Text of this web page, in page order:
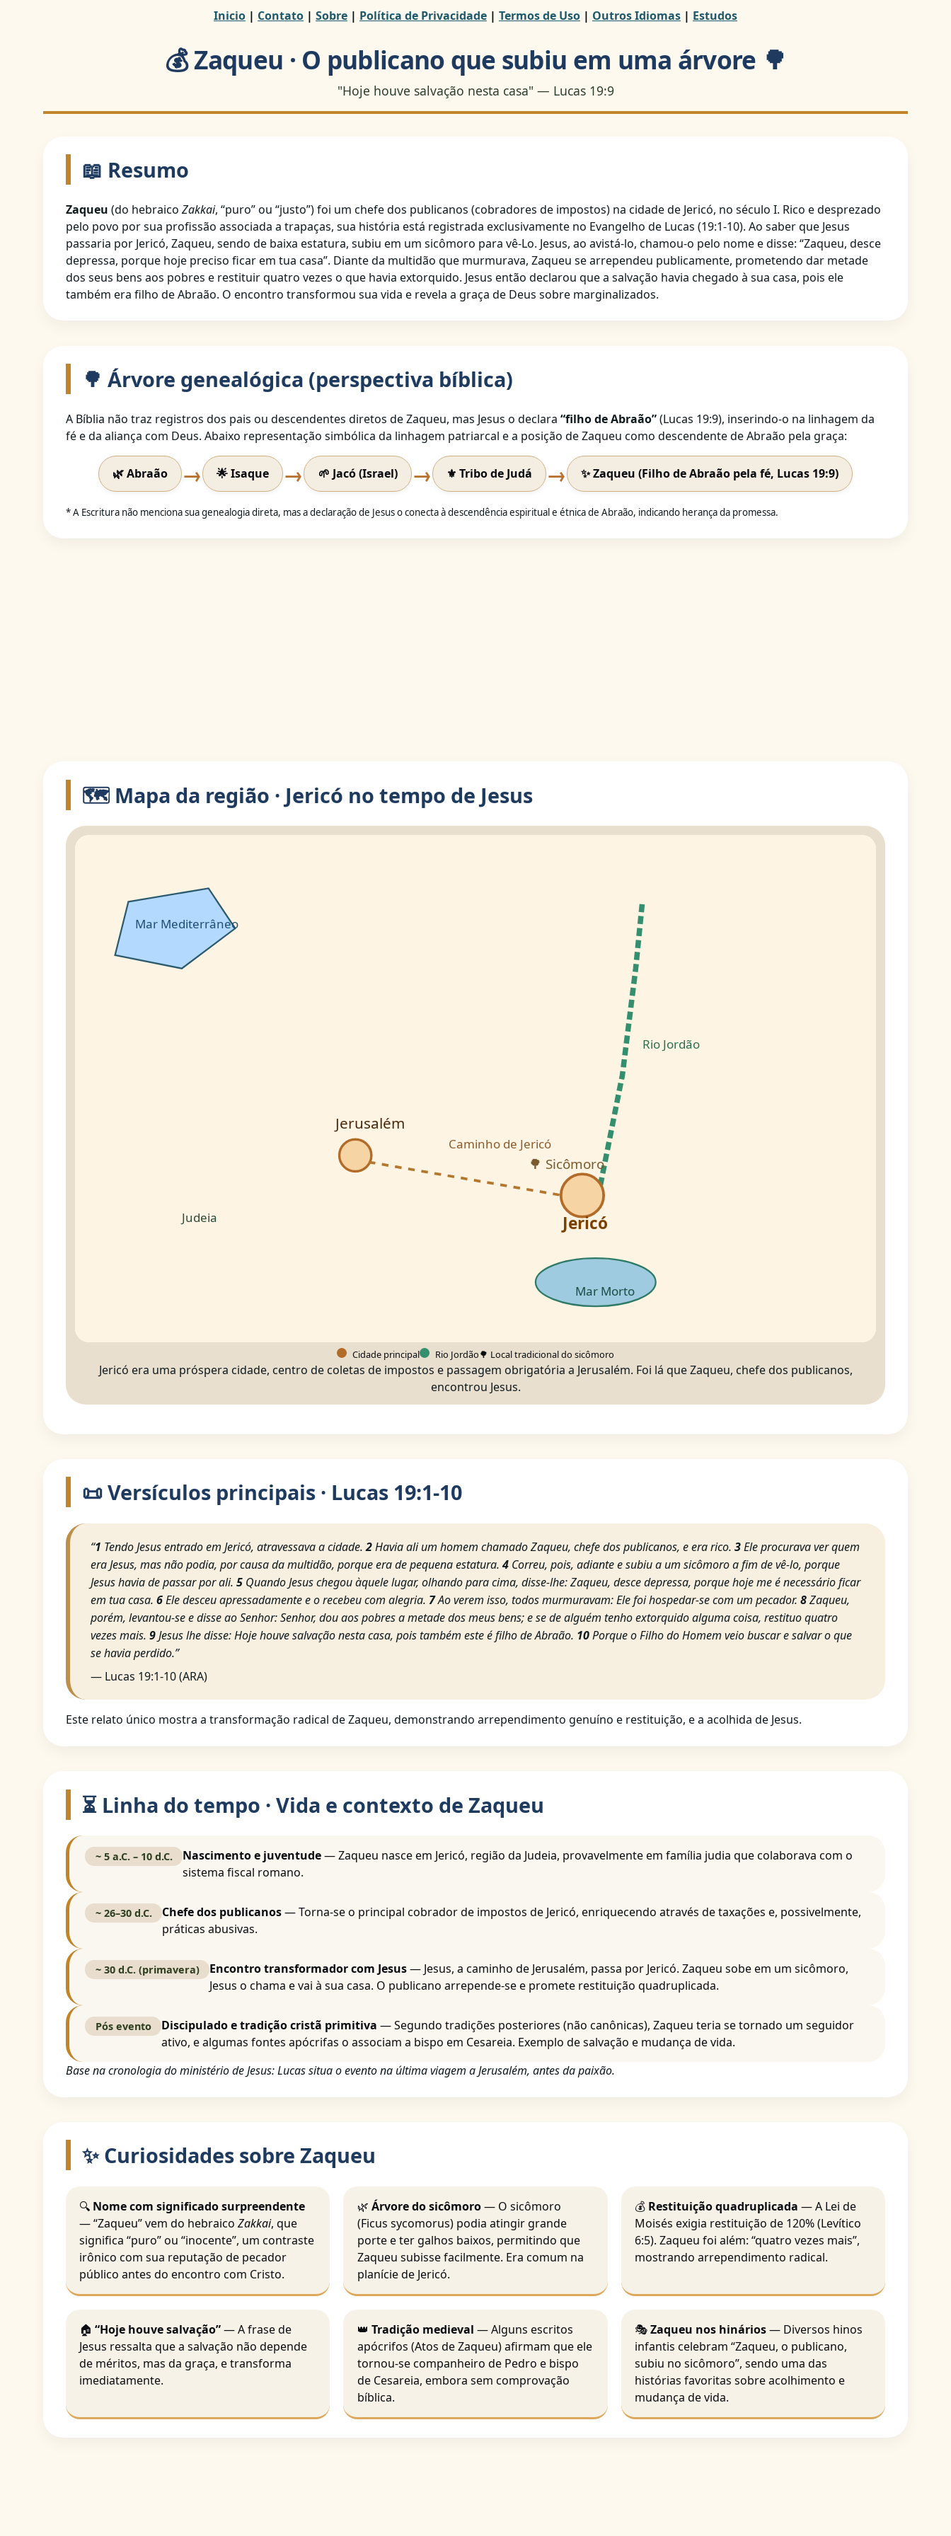
Inicio | Contato | Sobre | Política de Privacidade | Termos de Uso | Outros Idiomas | Estudos
💰 Zaqueu · O publicano que subiu em uma árvore 🌳
"Hoje houve salvação nesta casa" — Lucas 19:9
📖 Resumo
Zaqueu (do hebraico Zakkai, “puro” ou “justo”) foi um chefe dos publicanos (cobradores de impostos) na cidade de Jericó, no século I. Rico e desprezado
pelo povo por sua profissão associada a trapaças, sua história está registrada exclusivamente no Evangelho de Lucas (19:1-10). Ao saber que Jesus
passaria por Jericó, Zaqueu, sendo de baixa estatura, subiu em um sicômoro para vê-Lo. Jesus, ao avistá-lo, chamou-o pelo nome e disse: “Zaqueu, desce
depressa, porque hoje preciso ficar em tua casa”. Diante da multidão que murmurava, Zaqueu se arrependeu publicamente, prometendo dar metade
dos seus bens aos pobres e restituir quatro vezes o que havia extorquido. Jesus então declarou que a salvação havia chegado à sua casa, pois ele
também era filho de Abraão. O encontro transformou sua vida e revela a graça de Deus sobre marginalizados.
🌳 Árvore genealógica (perspectiva bíblica)
A Bíblia não traz registros dos pais ou descendentes diretos de Zaqueu, mas Jesus o declara “filho de Abraão”(Lucas 19:9), inserindo-o na linhagem da
fé e da aliança com Deus. Abaixo representação simbólica da linhagem patriarcal e a posição de Zaqueu como descendente de Abraão pela graça:
🌿 Abraão → 🌟 Isaque → 🌱 Jacó (Israel) → ⚜️ Tribo de Judá → ✨ Zaqueu (Filho de Abraão pela fé, Lucas 19:9)
* A Escritura não menciona sua genealogia direta, mas a declaração de Jesus o conecta à descendência espiritual e étnica de Abraão, indicando herança da promessa.
🗺️ Mapa da região · Jericó no tempo de Jesus
Mar Mediterrâneo
Rio Jordão
Jericó
Jerusalém
Caminho de Jericó
Mar Morto
🌳 Sicômoro
Judeia
Cidade principal Rio Jordão🌳 Local tradicional do sicômoro
Jericó era uma próspera cidade, centro de coletas de impostos e passagem obrigatória a Jerusalém. Foi lá que Zaqueu, chefe dos publicanos,
encontrou Jesus.
📜 Versículos principais · Lucas 19:1-10
“1 Tendo Jesus entrado em Jericó, atravessava a cidade.2Havia ali um homem chamado Zaqueu, chefe dos publicanos, e era rico. 3Ele procurava ver quem
era Jesus, mas não podia, por causa da multidão, porque era de pequena estatura. 4Correu, pois, adiante e subiu a um sicômoro a fim de vê-lo, porque
Jesus havia de passar por ali. 5Quando Jesus chegou àquele lugar, olhando para cima, disse-lhe: Zaqueu, desce depressa, porque hoje me é necessário ficar
em tua casa. 6Ele desceu apressadamente e o recebeu com alegria. 7Ao verem isso, todos murmuravam: Ele foi hospedar-se com um pecador. 8Zaqueu,
porém, levantou-se e disse ao Senhor: Senhor, dou aos pobres a metade dos meus bens; e se de alguém tenho extorquido alguma coisa, restituo quatro
vezes mais. 9Jesus lhe disse: Hoje houve salvação nesta casa, pois também este é filho de Abraão. 10Porque o Filho do Homem veio buscar e salvar o que
se havia perdido.”
— Lucas 19:1-10 (ARA)
Este relato único mostra a transformação radical de Zaqueu, demonstrando arrependimento genuíno e restituição, e a acolhida de Jesus.
⏳ Linha do tempo · Vida e contexto de Zaqueu
~ 5 a.C. – 10 d.C. Nascimento e juventude— Zaqueu nasce em Jericó, região da Judeia, provavelmente em família judia que colaborava com o
sistema fiscal romano.
~ 26–30 d.C. Chefe dos publicanos— Torna-se o principal cobrador de impostos de Jericó, enriquecendo através de taxações e, possivelmente,
práticas abusivas.
~ 30 d.C. (primavera) Encontro transformador com Jesus— Jesus, a caminho de Jerusalém, passa por Jericó. Zaqueu sobe em um sicômoro,
Jesus o chama e vai à sua casa. O publicano arrepende-se e promete restituição quadruplicada.
Pós evento Discipulado e tradição cristã primitiva — Segundo tradições posteriores (não canônicas), Zaqueu teria se tornado um seguidor
ativo, e algumas fontes apócrifas o associam a bispo em Cesareia. Exemplo de salvação e mudança de vida.
Base na cronologia do ministério de Jesus: Lucas situa o evento na última viagem a Jerusalém, antes da paixão.
✨ Curiosidades sobre Zaqueu
🔍 Nome com significado surpreendente
— “Zaqueu” vem do hebraico Zakkai, que
significa “puro” ou “inocente”, um contraste
irônico com sua reputação de pecador
público antes do encontro com Cristo.
🌿 Árvore do sicômoro— O sicômoro
(Ficus sycomorus) podia atingir grande
porte e ter galhos baixos, permitindo que
Zaqueu subisse facilmente. Era comum na
planície de Jericó.
💰 Restituição quadruplicada — A Lei de
Moisés exigia restituição de 120% (Levítico
6:5). Zaqueu foi além: “quatro vezes mais”,
mostrando arrependimento radical.
🏠 “Hoje houve salvação”— A frase de
Jesus ressalta que a salvação não depende
de méritos, mas da graça, e transforma
imediatamente.
👑 Tradição medieval — Alguns escritos
apócrifos (Atos de Zaqueu) afirmam que ele
tornou-se companheiro de Pedro e bispo
de Cesareia, embora sem comprovação
bíblica.
🎭Zaqueu nos hinários— Diversos hinos
infantis celebram “Zaqueu, o publicano,
subiu no sicômoro”, sendo uma das
histórias favoritas sobre acolhimento e
mudança de vida.